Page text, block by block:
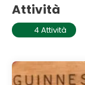
Attività
4 Attività